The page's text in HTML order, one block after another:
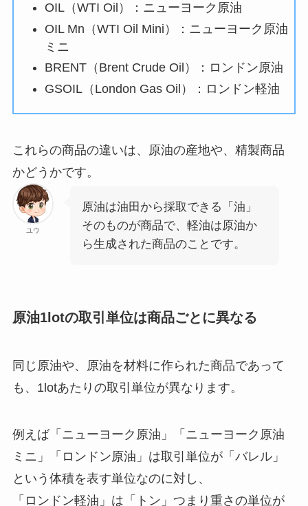
OIL（WTI Oil）：ニューヨーク原油
OIL Mn（WTI Oil Mini）：ニューヨーク原油
ミニ
BRENT（Brent Crude Oil）：ロンドン原油
GSOIL（London Gas Oil）：ロンドン軽油
これらの商品の違いは、原油の産地や、精製商品
かどうかです。
ユウ
原油は油田から採取できる「油」
そのものが商品で、軽油は原油か
ら生成された商品のことです。
原油1lotの取引単位は商品ごとに異なる
同じ原油や、原油を材料に作られた商品であって
も、1lotあたりの取引単位が異なります。
例えば「ニューヨーク原油」「ニューヨーク原油
ミニ」「ロンドン原油」は取引単位が「バレル」
という体積を表す単位なのに対し、
「ロンドン軽油」は「トン」つまり重さの単位が